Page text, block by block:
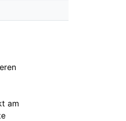
am